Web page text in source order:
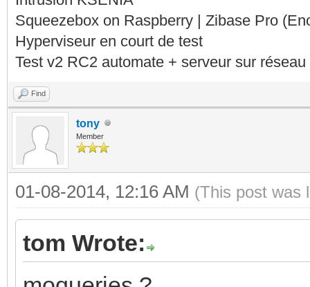
Squeezebox on Raspberry | Zibase Pro
Hyperviseur en court de test
Test v2 RC2 automate + serveur sur
Find
tony
Member
01-08-2014, 12:16 AM (This post was
tom Wrote: